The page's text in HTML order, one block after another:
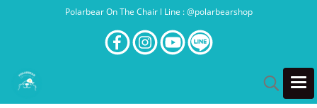
Polarbear On The Chair l Line : @polarbearshop